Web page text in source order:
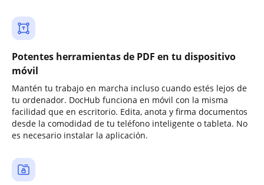
Potentes herramientas de PDF en tu dispositivo
móvil
Mantén tu trabajo en marcha incluso cuando estés lejos de
tu ordenador. DocHub funciona en móvil con la misma
facilidad que en escritorio. Edita, anota y firma documentos
desde la comodidad de tu teléfono inteligente o tableta. No
es necesario instalar la aplicación.